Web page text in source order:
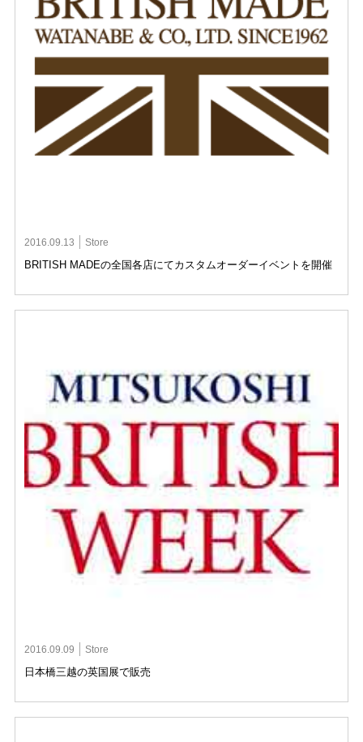
2016.09.13 Store
BRITISH MADEの全国各店にてカスタムオーダーイベントを開催
2016.09.09 Store
日本橋三越の英国展で販売